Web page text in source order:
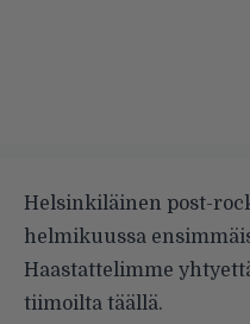
Helsinkiläinen post-
helmikuussa
Haastattelimme
tiimoilta täällä.